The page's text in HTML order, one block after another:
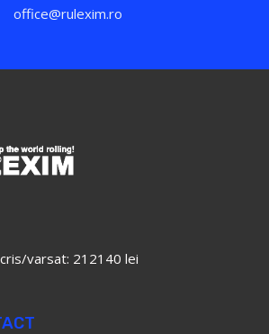
office@rulexim.ro
varsat: 212140 lei